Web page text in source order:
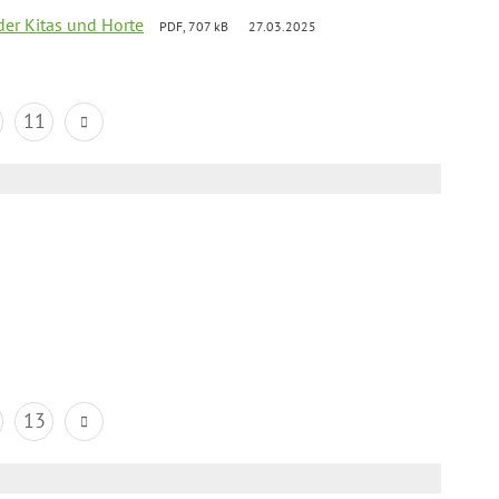
Kitas und Horte PDF, 707 kB 27.03.2025
11
13